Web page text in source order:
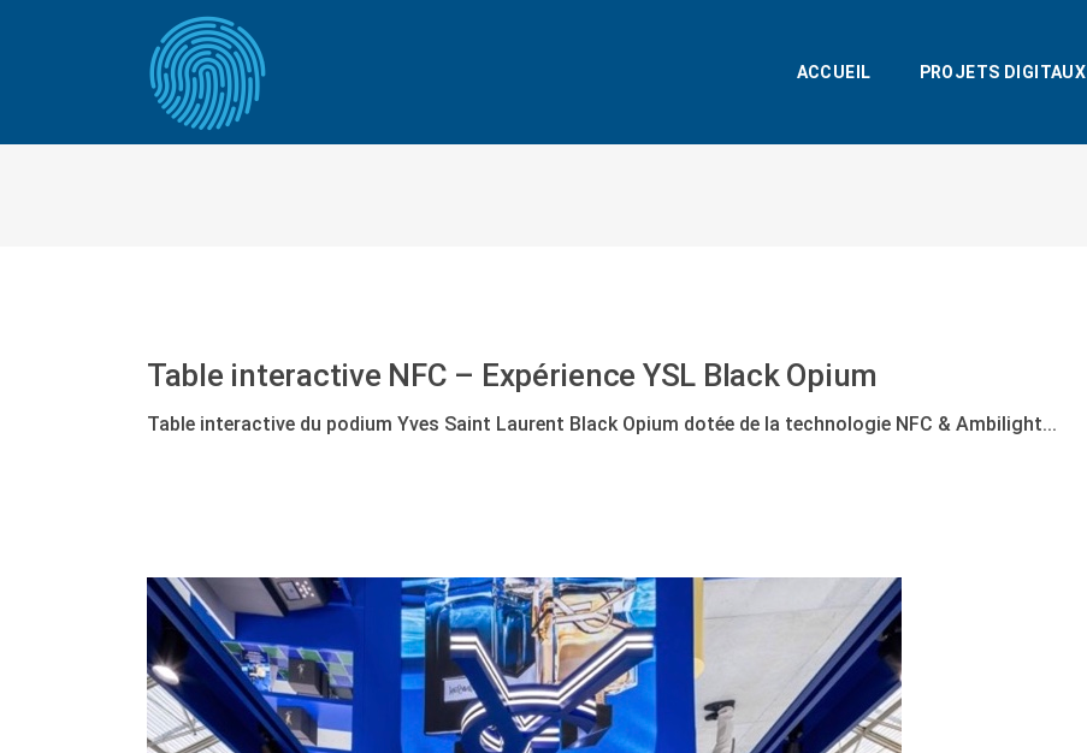
ACCUEIL PROJETS DIGITAUX
Table interactive NFC – Expérience YSL Black Opium
Table interactive du podium Yves Saint Laurent Black Opium dotée de la technologie NFC & Ambilight...